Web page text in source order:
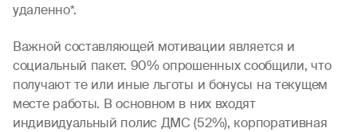
удаленно*.
Важной составляющей мотивации является и
социальный пакет. 90% опрошенных сообщили, что
получают те или иные льготы и бонусы на текущем
месте работы. В основном в них входят
индивидуальный полис ДМС (52%), корпоративная